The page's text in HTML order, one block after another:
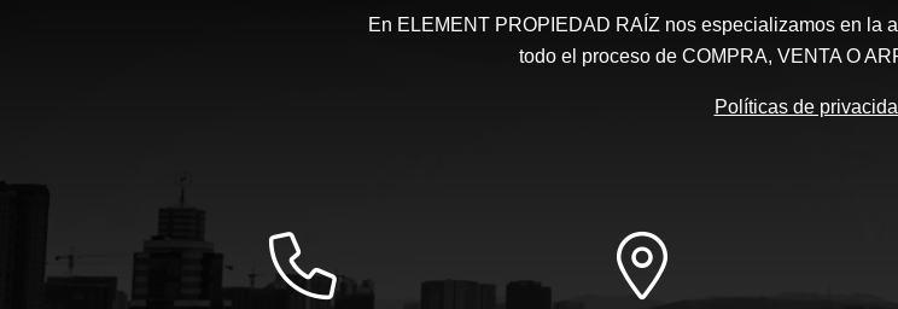
En ELEMENT PROPIEDAD RAÍZ nos especializamos en la
todo el proceso de COMPRA, VENTA O
Políticas de